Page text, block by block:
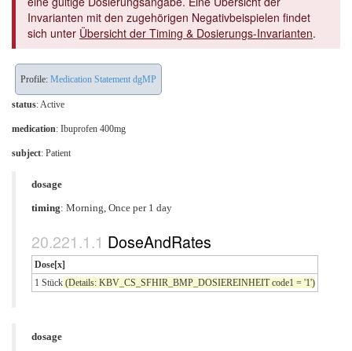
Invarianten mit den zugehörigen Negativbeispielen findet
sich unter Übersicht der Timing & Dosierungs-Invarianten.
Profile: Medication Statement dgMP
status: Active
medication: Ibuprofen 400mg
subject: Patient
dosage
timing: Morning, Once per 1 day
DoseAndRates
Dose[x]
1 Stück (Details: KBV_CS_SFHIR_BMP_DOSIEREINHEIT code1 = '1')
dosage